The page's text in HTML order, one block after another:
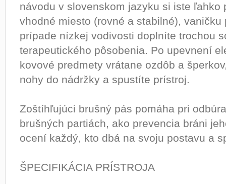
návodu v slovenskom jazyku si iste ľahko
vhodné miesto (rovné a stabilné),
prípade nízkej vodivosti doplníte trochou
terapeutického pôsobenia. Po upevnení
kovové predmety vrátane ozdôb a
nohy do nádržky a spustíte prístroj.
Zoštíhľujúci brušný pás pomáha pri
brušných partiách, ako prevencia bráni
ocení každý, kto dbá na svoju postavu a
ŠPECIFIKÁCIA PRÍSTROJA